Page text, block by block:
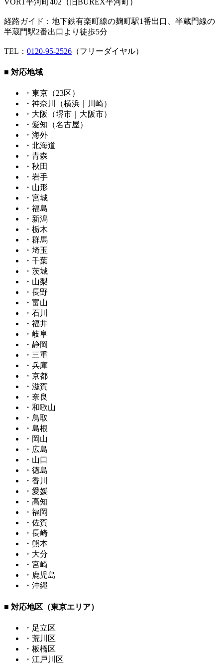
経路ガイド：地下鉄有楽町線の麹町駅1番出口、半蔵門線の
半蔵門駅2番出口より徒歩5分
TEL： 0120-95-2526 （フリーダイヤル）
■ 対応地域
・東京（23区）
・神奈川（横浜｜川崎）
・大阪（堺市｜大阪市）
・愛知（名古屋）
・海外
・北海道
・青森
・秋田
・岩手
・山形
・宮城
・福島
・新潟
・栃木
・群馬
・埼玉
・千葉
・茨城
・山梨
・長野
・富山
・石川
・福井
・岐阜
・静岡
・三重
・兵庫
・京都
・滋賀
・奈良
・和歌山
・鳥取
・島根
・岡山
・広島
・山口
・徳島
・香川
・愛媛
・高知
・福岡
・佐賀
・長崎
・熊本
・大分
・宮崎
・鹿児島
・沖縄
■ 対応地区（東京エリア）
・足立区
・荒川区
・板橋区
・江戸川区